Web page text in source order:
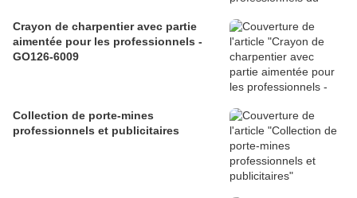
Crayon de charpentier avec partie
aimentée pour les professionnels -
GO126-6009
Collection de porte-mines
professionnels et publicitaires